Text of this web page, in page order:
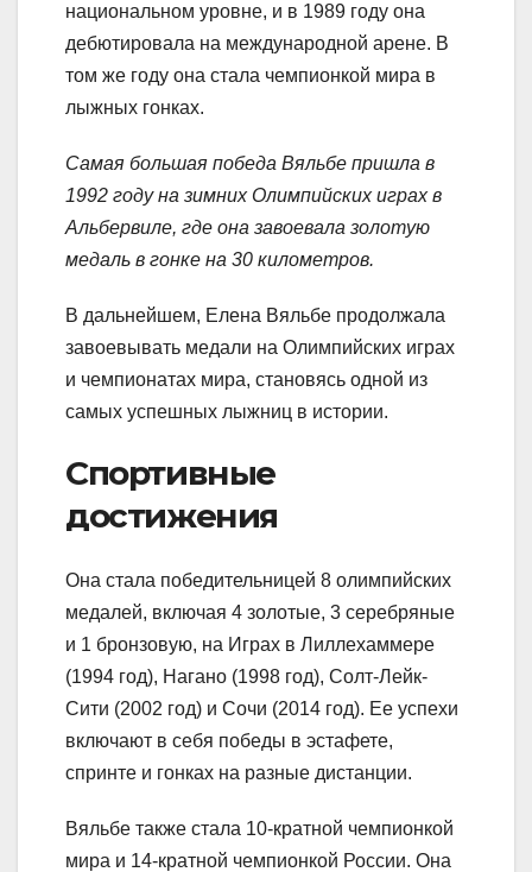
национальном уровне, и в 1989 году она
дебютировала на международной арене. В
том же году она стала чемпионкой мира в
лыжных гонках.
Самая большая победа Вяльбе пришла в
1992 году на зимних Олимпийских играх в
Альбервиле, где она завоевала золотую
медаль в гонке на 30 километров.
В дальнейшем, Елена Вяльбе продолжала
завоевывать медали на Олимпийских играх
и чемпионатах мира, становясь одной из
самых успешных лыжниц в истории.
Спортивные
достижения
Она стала победительницей 8 олимпийских
медалей, включая 4 золотые, 3 серебряные
и 1 бронзовую, на Играх в Лиллехаммере
(1994 год), Нагано (1998 год), Солт-Лейк-
Сити (2002 год) и Сочи (2014 год). Ее успехи
включают в себя победы в эстафете,
спринте и гонках на разные дистанции.
Вяльбе также стала 10-кратной чемпионкой
мира и 14-кратной чемпионкой России. Она